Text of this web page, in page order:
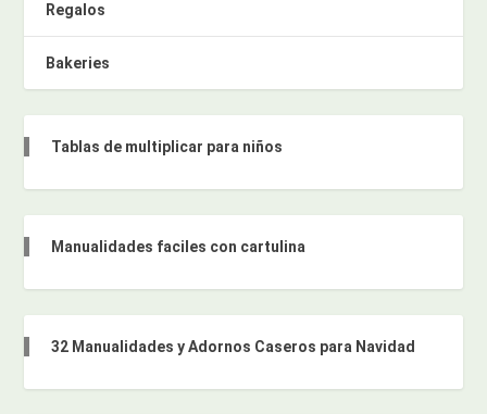
Regalos
Bakeries
Tablas de multiplicar para niños
Manualidades faciles con cartulina
32 Manualidades y Adornos Caseros para Navidad